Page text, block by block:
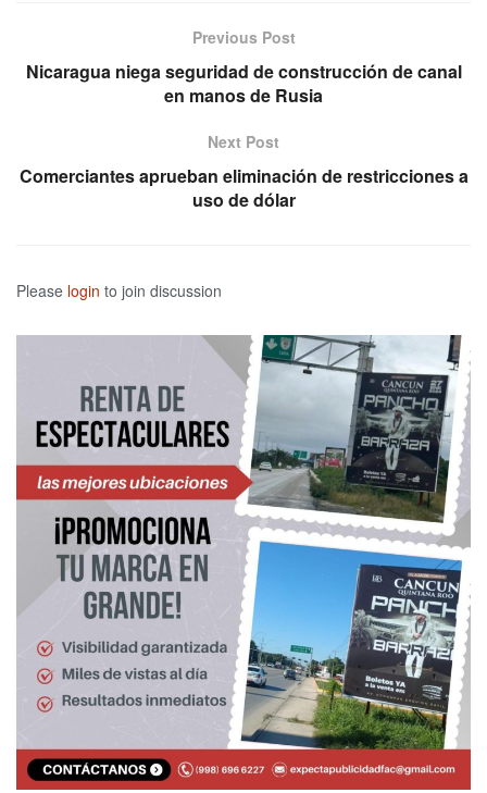
Previous Post
Nicaragua niega seguridad de construcción de canal
en manos de Rusia
Next Post
Comerciantes aprueban eliminación de restricciones a
uso de dólar
Please login to join discussion